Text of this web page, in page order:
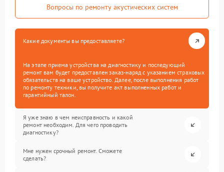
Вопросы по ремонту акустических систем
Какие документы вы предоставляете?
На этапе приема устройства на диагностику и последующий
ремонт вам будет предоставлен заказ-наряд с указанием страховых
обязательств на ваше устройство. Далее, после выполнения работ
по ремонту техники, вы получите акт выполненных работ и
гарантийный талон.
Я уже знаю в чем неисправность и какой
ремонт необходим. Для чего проводить
диагностику?
Мне нужен срочный ремонт. Сможете
сделать?